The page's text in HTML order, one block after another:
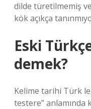
dilde türetilmemiş
kök açıkça
Eski
demek?
Kelime tarihi Türk
testere” anlamında